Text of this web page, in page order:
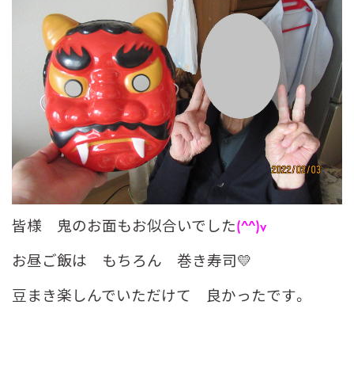
皆様 鬼のお面もお似合いでした(^^)v
お昼ご飯は もちろん 巻き寿司💛
豆まき楽しんでいただけて 良かったです。